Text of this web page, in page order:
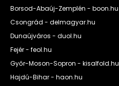
Borsod-Abaúj-Zemplén - boon.hu
Csongrád - delmagyar.hu
Dunaújváros - duol.hu
Fejér - feol.hu
Győr-Moson-Sopron - kisalfold.hu
Hajdú-Bihar - haon.hu